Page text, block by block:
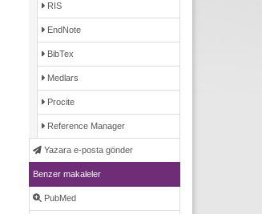
RIS
EndNote
BibTex
Medlars
Procite
Reference Manager
Yazara e-posta gönder
Benzer makaleler
PubMed